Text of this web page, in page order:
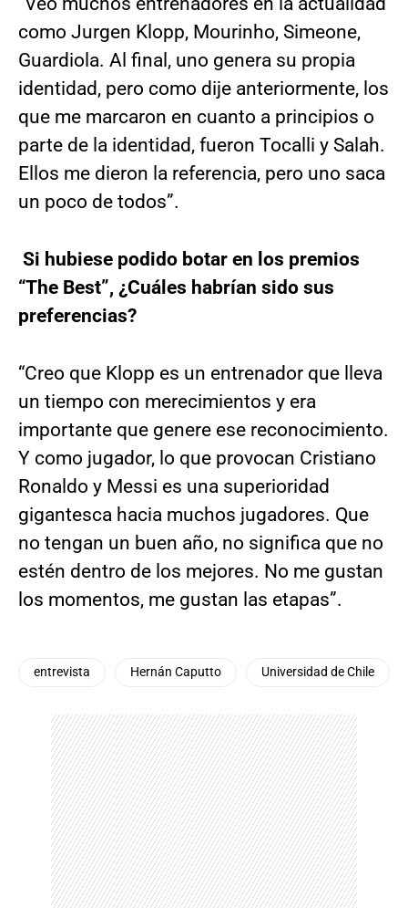
como Jurgen Klopp, Mourinho, Simeone,
Guardiola. Al final, uno genera su propia
identidad, pero como dije anteriormente, los
que me marcaron en cuanto a principios o
parte de la identidad, fueron Tocalli y Salah.
Ellos me dieron la referencia, pero uno saca
un poco de todos”.
Si hubiese podido botar en los premios
“The Best”, ¿Cuáles habrían sido sus
preferencias?
“Creo que Klopp es un entrenador que lleva
un tiempo con merecimientos y era
importante que genere ese reconocimiento.
Y como jugador, lo que provocan Cristiano
Ronaldo y Messi es una superioridad
gigantesca hacia muchos jugadores. Que
no tengan un buen año, no significa que no
estén dentro de los mejores. No me gustan
los momentos, me gustan las etapas”.
entrevista Hernán Caputto Universidad de Chile